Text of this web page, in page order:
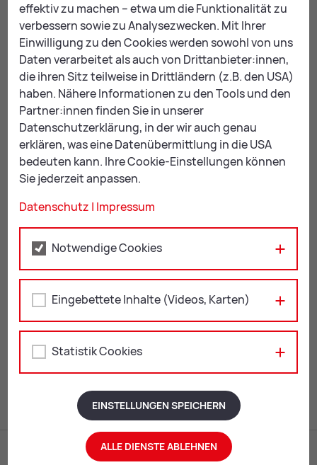
+43 3842 4062-0
finanzdirektion@leoben.at
Marvin Auffinger
Sachbearbeiter
+43 3842 4062-231
finanzdirektion@leoben.at
Zu­ge­ord­ne­te Dienst­stel­len
Re­fe­rat Buch­hal­tung
Re­fe­rat Steu­ern und Ab­ga­ben
effektiv zu machen – etwa um die Funktionalität zu
verbessern sowie zu Analysezwecken. Mit Ihrer
Einwilligung zu den Cookies werden sowohl von uns
Daten verarbeitet als auch von Drittanbieter:innen,
die ihren Sitz teilweise in Drittländern (z.B. den USA)
haben. Nähere Informationen zu den Tools und den
Partner:innen finden Sie in unserer
Datenschutzerklärung, in der wir auch genau
erklären, was eine Datenübermittlung in die USA
bedeuten kann. Ihre Cookie-Einstellungen können
Sie jederzeit anpassen.
Datenschutz | Impressum
Notwendige Cookies
Eingebettete Inhalte (Videos, Karten)
Statistik Cookies
EINSTELLUNGEN SPEICHERN
ALLE DIENSTE ABLEHNEN